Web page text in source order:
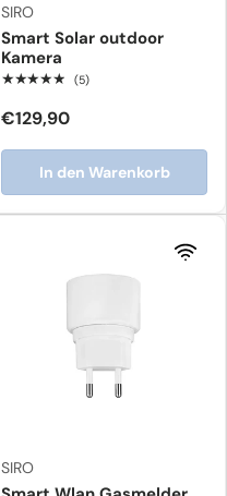
SIRO
Smart Solar outdoor
Kamera
★★★★★ (5)
€129,90
In den Warenkorb
SIRO